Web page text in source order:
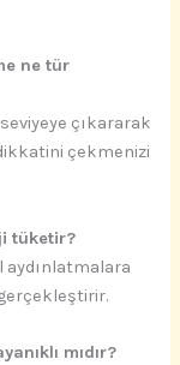
ne tür
çıkararak
çekmenizi
tüketir?
aydınlatmalara
mıdır?